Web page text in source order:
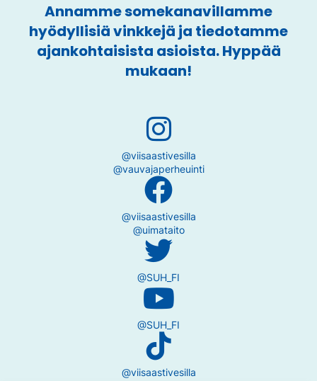
Annamme somekanavillamme
hyödyllisiä vinkkejä ja tiedotamme
ajankohtaisista asioista. Hyppää
mukaan!
@viisaastivesilla
@vauvajaperheuinti
@viisaastivesilla
@uimataito
@SUH_FI
@SUH_FI
@viisaastivesilla